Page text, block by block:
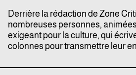
Derrière la rédaction de Zone
nombreuses personnes,
exigeant pour la culture, qui
colonnes pour transmettre leur